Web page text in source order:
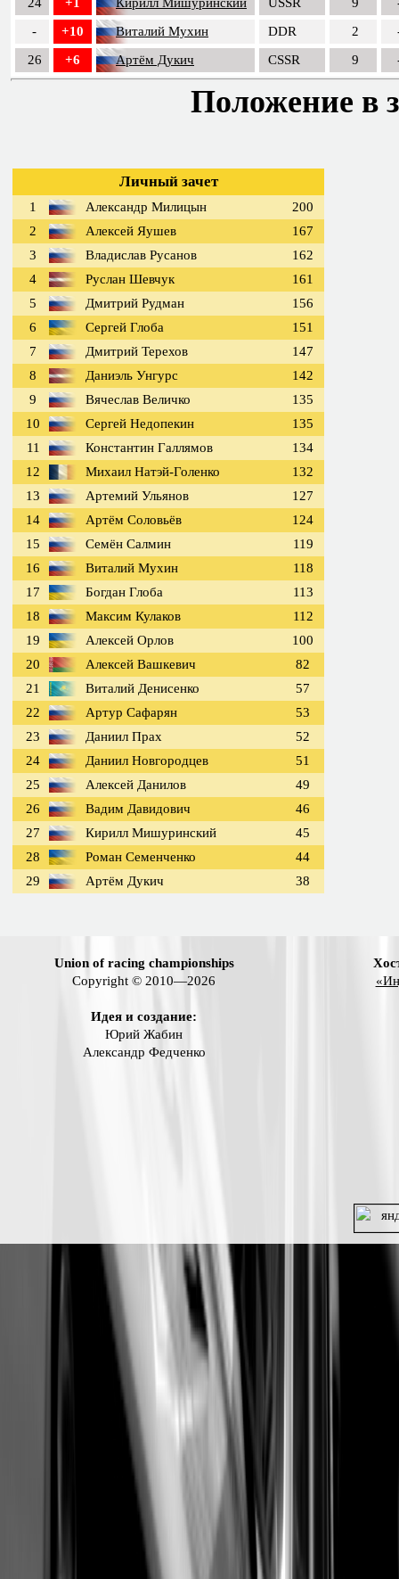
-
+10 Виталий Мухин DDR 2
26
+6 Артём Дукич CSSR 9
Положение в
Личный зачет
1 Александр Милицын
200
2
Алексей Яушев
167
3
Владислав Русанов
162
4
Руслан Шевчук
161
5
Дмитрий Рудман
156
6
Сергей Глоба
151
7
Дмитрий Терехов
147
8
Даниэль Унгурс
142
9
Вячеслав Величко
135
10
Сергей Недопекин
135
11
Константин Галлямов
134
12
Михаил Натэй-Голенко
132
13
Артемий Ульянов
127
14
Артём Соловьёв
124
15
Семён Салмин
119
16
Виталий Мухин
118
17
Богдан Глоба
113
18
Максим Кулаков
112
19
Алексей Орлов
100
20
Алексей Вашкевич
82
21
Виталий Денисенко
57
22
Артур Сафарян
53
23
Даниил Прах
52
24
Даниил Новгородцев
51
25
Алексей Данилов
49
26
Вадим Давидович
46
27
Кирилл Мишуринский
45
28
Роман Семенченко
44
29
Артём Дукич 38
Union of racing championships
Copyright © 2010—2026
Идея и создание:
Юрий Жабин
Александр Федченко